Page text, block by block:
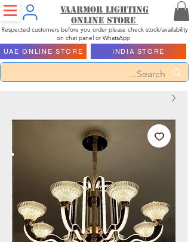
Vaarmor Lighting
ONLINE STORE
Respected customers before you order please check stock/availability
on chat panel or WhatsApp
UAE ONLINE STORE INDIA STORE